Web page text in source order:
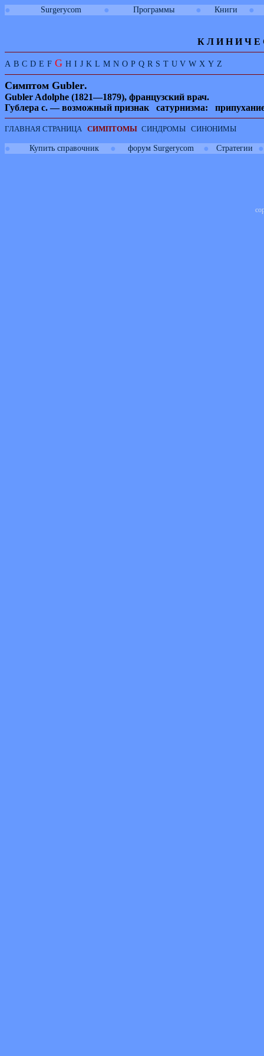
● Surgerycom ● Программы ● Книги ●
К Л И Н И Ч Е
A B C D E F G H I J K L M N O P Q R S T U V W X Y Z
Симптом Gubler.
Gubler Adolphe (1821—1879), французский врач.
Гублера с. — возможный признак сатурнизма: припухание
ГЛАВНАЯ СТРАНИЦА СИМПТОМЫ СИНДРОМЫ СИНОНИМЫ
● Купить справочник ● форум Surgerycom ● Стратегии ●